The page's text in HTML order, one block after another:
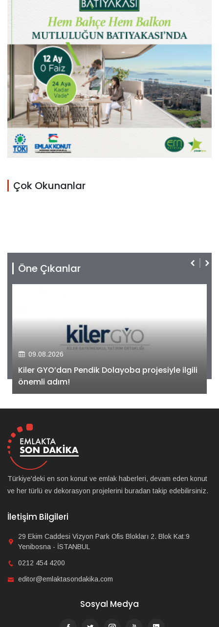
Çok Okunanlar
Öne Çıkanlar
09.08.2026
Kiler GYO’dan Pendik Dolayoba projesiyle ilgili
önemli adım!
Türkiye'deki en son konut ve emlak haberleri, devam eden konut
ve her türlü ev dekorasyon projelerini buradan takip edebilirsiniz.
İletişim Bilgileri
29 Ekim Caddesi Vizyon Park Ofis Blokları 2. Blok Kat:9
Yenibosna - İSTANBUL
0212 454 4200
editor@emlaktasondakika.com
Sosyal Medya